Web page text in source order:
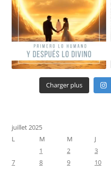
Charger plus
juillet 2025
L
M M J
1
2 3
7
8 9 10